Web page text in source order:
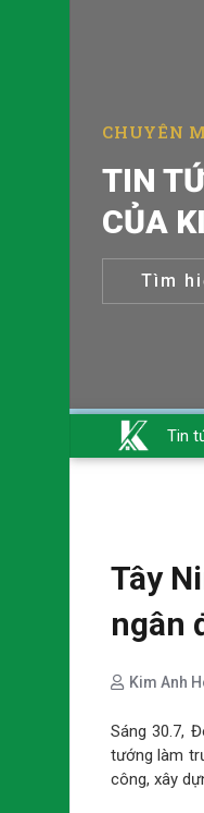
TIN
CỦA
CHUYÊN
Tìm
Tin
Tây
ngân
Kim Anh
Sáng 30.7,
tướng làm
công, xây